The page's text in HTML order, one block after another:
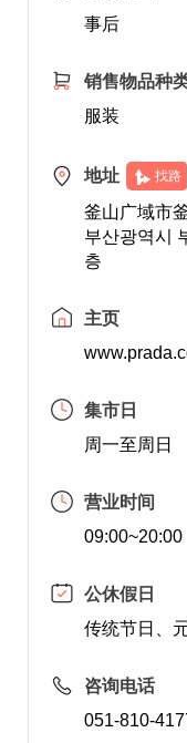
事后
销售物品种
服装
地址 找路
釜山广域市
부산광역시
층
主页
集市日
周一至周日
营业时间
09:00~20:00
公休假日
传统节日、
咨询电话
051-810-